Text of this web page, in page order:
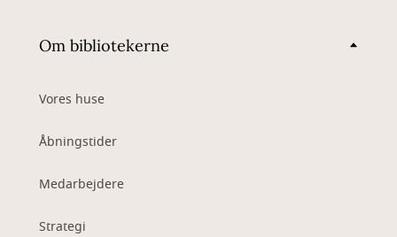
Om bibliotekerne
Vores huse
Åbningstider
Medarbejdere
Strategi